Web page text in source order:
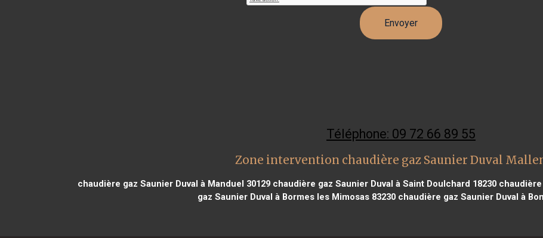
Téléphone: 09 72 66 89 55
Zone intervention chaudière gaz Saunier Duval
chaudière gaz Saunier Duval à Manduel 30129chaudière gaz Saunier Duval à Saint Doulchard 18230chaudière
gaz Saunier Duval à Bormes les Mimosas 83230chaudière gaz Saunier Duval à